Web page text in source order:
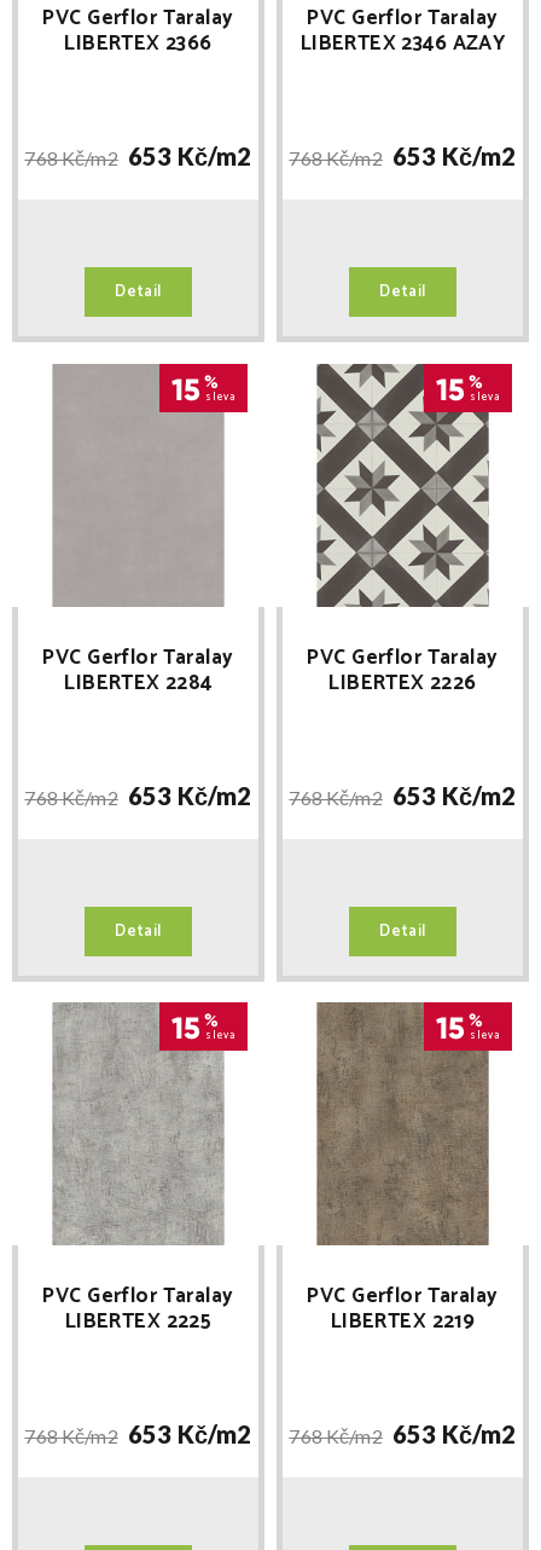
PVC Gerflor Taralay
LIBERTEX 2366
768 Kč/m2 653 Kč/m2
Detail
PVC Gerflor Taralay
LIBERTEX 2346 AZAY
768 Kč/m2 653 Kč/m2
Detail
15 %
sleva
PVC Gerflor Taralay
LIBERTEX 2284
768 Kč/m2 653 Kč/m2
Detail
15 %
sleva
PVC Gerflor Taralay
LIBERTEX 2226
768 Kč/m2 653 Kč/m2
Detail
15 %
sleva
PVC Gerflor Taralay
LIBERTEX 2225
768 Kč/m2 653 Kč/m2
15 %
sleva
PVC Gerflor Taralay
LIBERTEX 2219
768 Kč/m2 653 Kč/m2